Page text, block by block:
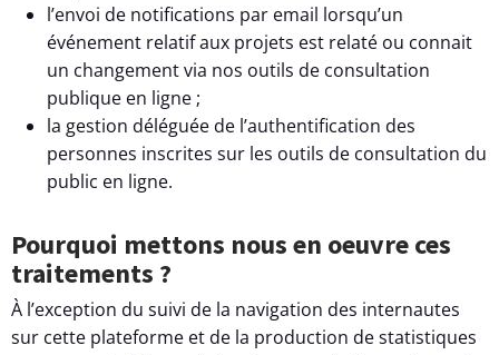
l’envoi de notifications par email lorsqu’un
événement relatif aux projets est relaté ou connait
un changement via nos outils de consultation
publique en ligne ;
la gestion déléguée de l’authentification des
personnes inscrites sur les outils de consultation du
public en ligne.
Pourquoi mettons nous en oeuvre ces
traitements ?
À l’exception du suivi de la navigation des internautes
sur cette plateforme et de la production de statistiques